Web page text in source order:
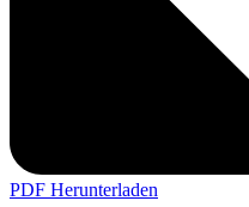
PDF Herunterladen